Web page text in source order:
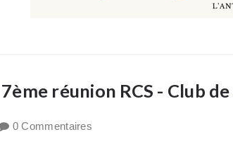
réunion RCS - Club
0 Commentaires